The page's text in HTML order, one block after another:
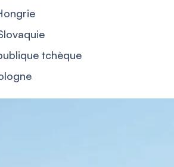
tchèque